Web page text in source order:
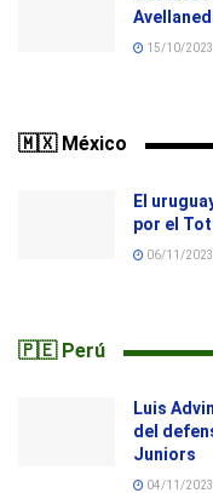
15/10/2023
🇲🇽 México
El
por el
06/11/2023
🇵🇪 Perú
Luis
del
Juniors
04/11/2023